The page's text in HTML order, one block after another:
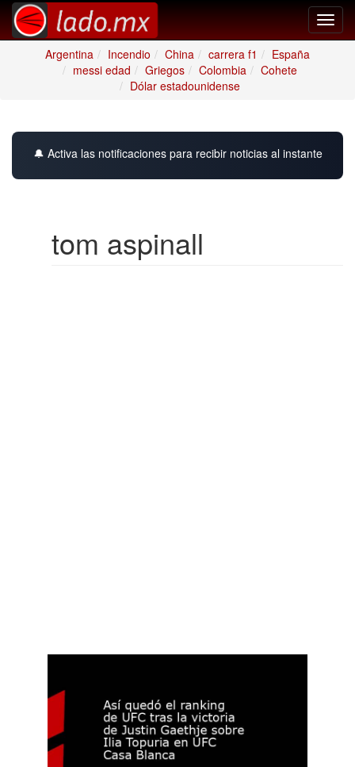
Argentina
Incendio China carrera f1
España
messi edad
Griegos Colombia
Cohete
Dólar estadounidense
🔔 Activa las notificaciones para recibir noticias al instante
tom aspinall